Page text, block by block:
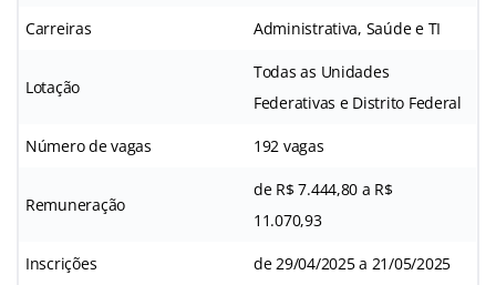
Carreiras Administrativa, Saúde e TI
Lotação
Todas as Unidades
Federativas e Distrito Federal
Número de vagas 192 vagas
Remuneração
de R$ 7.444,80 a R$
11.070,93
Inscrições de 29/04/2025 a 21/05/2025